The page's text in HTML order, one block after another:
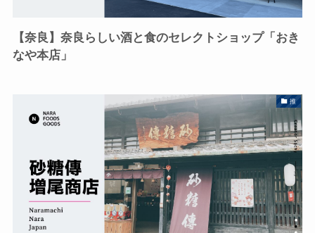
【奈良】奈良らしい酒と食のセレクトショップ「おき
なや本店」
推